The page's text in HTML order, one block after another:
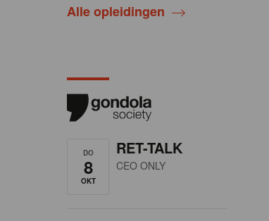
Alle opleidingen
DO
8
OKT
RET-TALK
CEO ONLY